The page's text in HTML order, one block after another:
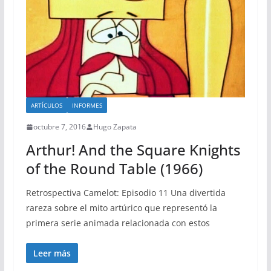
ARTÍCULOS INFORMES
octubre 7, 2016 Hugo Zapata
Arthur! And the Square Knights
of the Round Table (1966)
Retrospectiva Camelot: Episodio 11 Una divertida
rareza sobre el mito artúrico que representó la
primera serie animada relacionada con estos
Leer más